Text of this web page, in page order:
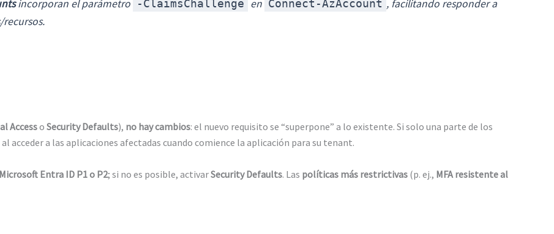
incorporan el parámetro -ClaimsChallenge en Connect-AzAccount , facilitando responder a
recursos.
Accesso Security Defaults), no hay cambios: el nuevo requisito se “superpone” a lo existente. Si solo una parte de los
acceder a las aplicaciones afectadas cuando comience la aplicación para su tenant.
Microsoft Entra ID P1 o P2; si no es posible, activarSecurity Defaults. Las políticas más restrictivas (p. ej., MFA resistente al